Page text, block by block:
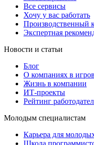
Все сервисы
Хочу у вас работать
Производственный
Экспертная
Новости и статьи
Блог
О компаниях в
Жизнь в компании
ИТ-проекты
Рейтинг
Молодым специалистам
Карьера для